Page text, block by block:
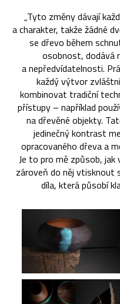
„Tyto změny dávají
a charakter, takže žádné
se dřevo během
osobnost, dodává
a nepředvídatelnosti.
každý výtvor
kombinovat tradiční
přístupy – například
na dřevěné objekty.
jedinečný kontrast
opracovaného dřeva a
Je to pro mě způsob,
zároveň do něj
díla, která působí